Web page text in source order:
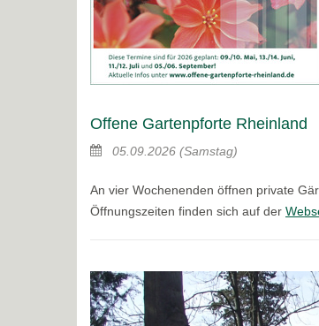
Offene Gartenpforte Rheinland
05.09.2026 (Samstag)
An vier Wochenenden öffnen private
Öffnungszeiten finden sich auf der